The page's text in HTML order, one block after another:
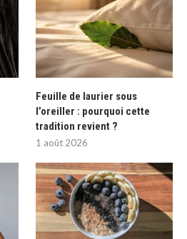
Feuille de laurier sous
l’oreiller : pourquoi cette
tradition revient ?
1 août 2026